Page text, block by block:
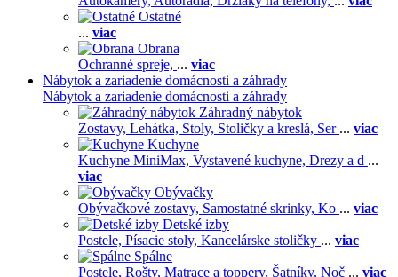
Ostatné
... viac
Obrana
Ochranné spreje, ... viac
Nábytok a zariadenie domácnosti a záhrady
Nábytok a zariadenie domácnosti a záhrady
Záhradný nábytok
Zostavy, Lehátka, Stoly, Stoličky a kreslá, Ser ... viac
Kuchyne
Kuchyne MiniMax, Vystavené kuchyne, Drezy a d ...
viac
Obývačky
Obývačkové zostavy, Samostatné skrinky, Ko ... viac
Detské izby
Postele, Písacie stoly, Kancelárske stoličky ... viac
Spálne
Postele, Rošty, Matrace a toppery, Šatníky, Noč ... viac